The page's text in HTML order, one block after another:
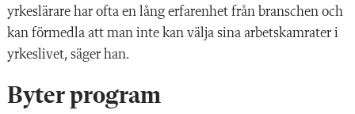
yrkeslärare har ofta en lång erfarenhet från branschen och
kan förmedla att man inte kan välja sina arbetskamrater i
yrkeslivet, säger han.
Byter program